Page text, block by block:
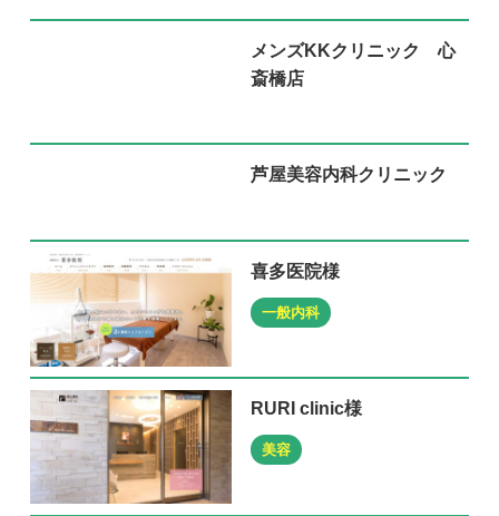
メンズKKクリニック 心
斎橋店
芦屋美容内科クリニック
喜多医院様
一般内科
RURI clinic様
美容